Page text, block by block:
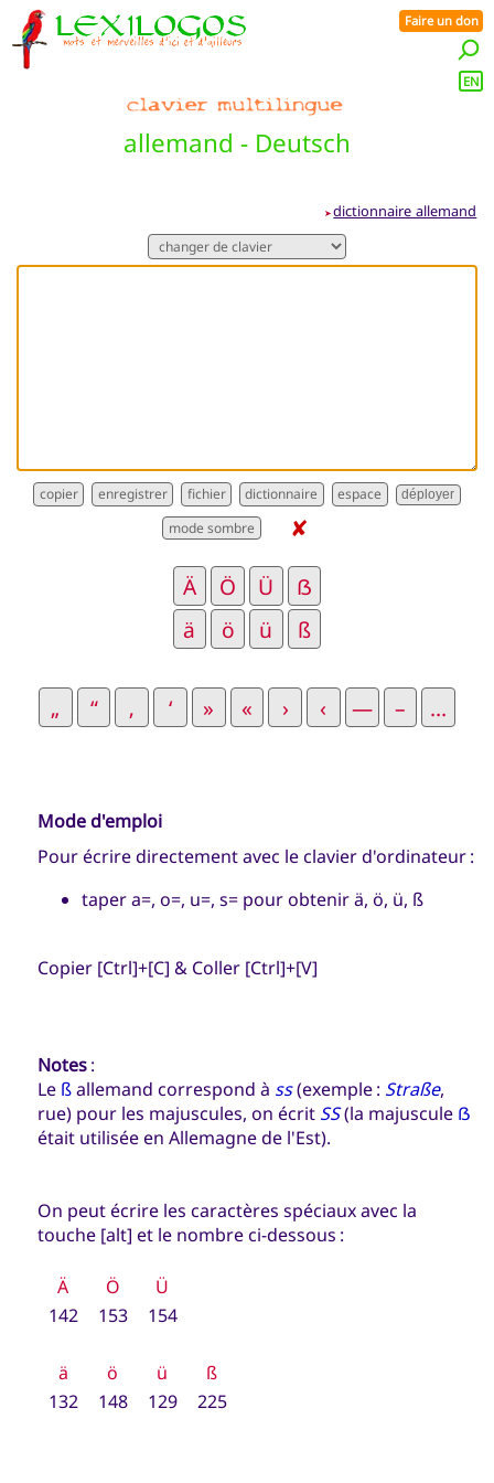
allemand - Deutsch
Faire un don
EN
➤dictionnaire allemand
dictionnaire déployer
✘
Mode d'emploi
Pour écrire directement avec le clavier d'ordinateur :
taper a=, o=, u=, s= pour obtenir ä, ö, ü, ß
Copier [Ctrl]+[C] & Coller [Ctrl]+[V]
Notes:
Le ßallemand correspond à ss(exemple : Straße,
rue) pour les majuscules, on écrit SS(la majuscule ẞ
était utilisée en Allemagne de l'Est).
On peut écrire les caractères spéciaux avec la
touche [alt] et le nombre ci-dessous :
Ä Ö
Ü
142
153 154
ä ö ü
ß
132
148 129 225